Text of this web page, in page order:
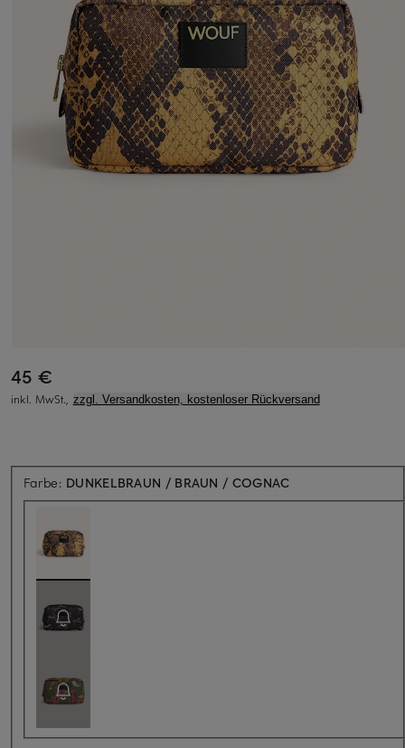
45 €
inkl. MwSt., zzgl. Versandkosten, kostenloser Rückversand
Farbe: DUNKELBRAUN / BRAUN / COGNAC